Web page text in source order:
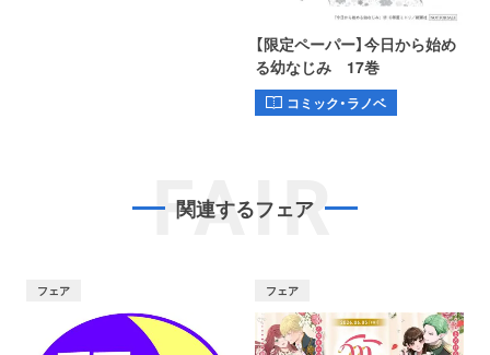
【限定ペーパー】今日から始め
る幼なじみ 17巻
コミック・ラノベ
FAIR
関連するフェア
フェア フェア